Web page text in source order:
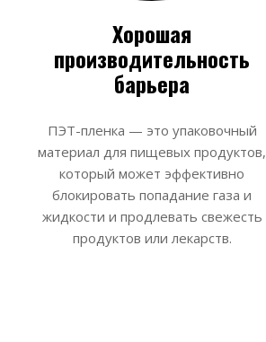
Хорошая
производительность
барьера
ПЭТ-пленка — это упаковочный
материал для пищевых продуктов,
который может эффективно
блокировать попадание газа и
жидкости и продлевать свежесть
продуктов или лекарств.